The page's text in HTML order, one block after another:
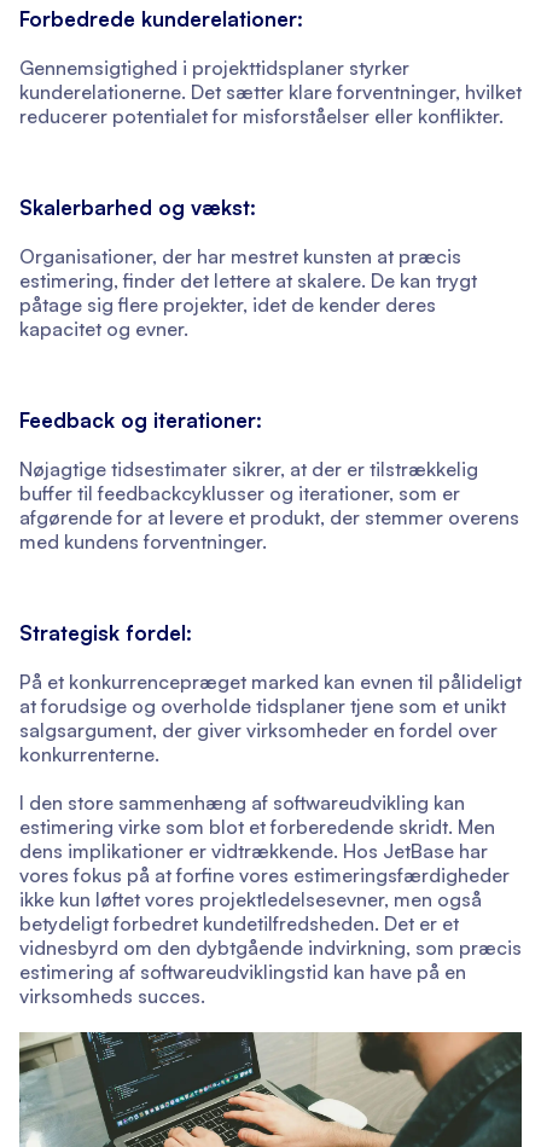
Forbedrede kunderelationer:
Gennemsigtighed i projekttidsplaner styrker
kunderelationerne. Det sætter klare forventninger, hvilket
reducerer potentialet for misforståelser eller konflikter.
Skalerbarhed og vækst:
Organisationer, der har mestret kunsten at præcis
estimering, finder det lettere at skalere. De kan trygt
påtage sig flere projekter, idet de kender deres
kapacitet og evner.
Feedback og iterationer:
Nøjagtige tidsestimater sikrer, at der er tilstrækkelig
buffer til feedbackcyklusser og iterationer, som er
afgørende for at levere et produkt, der stemmer overens
med kundens forventninger.
Strategisk fordel:
På et konkurrencepræget marked kan evnen til pålideligt
at forudsige og overholde tidsplaner tjene som et unikt
salgsargument, der giver virksomheder en fordel over
konkurrenterne.
I den store sammenhæng af softwareudvikling kan
estimering virke som blot et forberedende skridt. Men
dens implikationer er vidtrækkende. Hos JetBase har
vores fokus på at forfine vores estimeringsfærdigheder
ikke kun løftet vores projektledelsesevner, men også
betydeligt forbedret kundetilfredsheden. Det er et
vidnesbyrd om den dybtgående indvirkning, som præcis
estimering af softwareudviklingstid kan have på en
virksomheds succes.